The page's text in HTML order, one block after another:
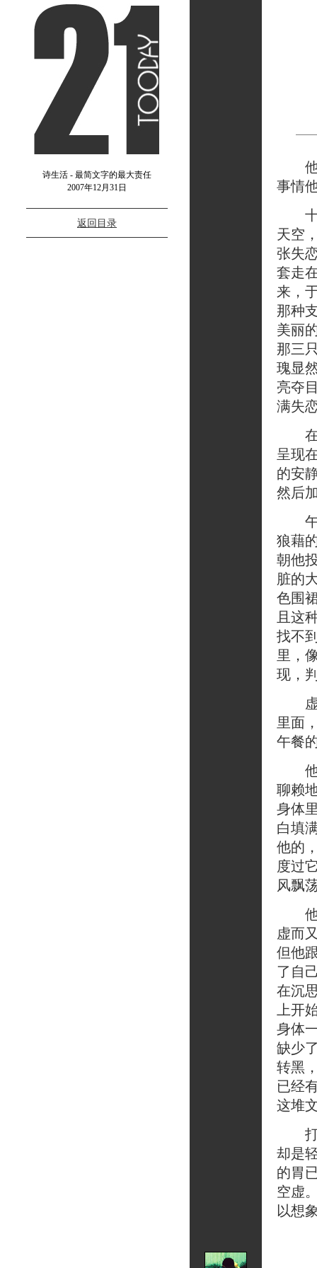
诗生活 - 最简文字的最大责任
2007年12月31日
返回目录
他
事情
十
天空
张失
套走
来，
那种
美丽
那三
瑰显
亮夺
满失
在
呈现
的安
然后
午
狼藉
朝他
脏的
色围
且这
找不
里，
现，
虚
里面
午餐
他
聊赖
身体
白填
他的
度过
风飘
他
虚而
但他
了自
在沉
上开
身体
缺少
转黑
已经
这堆
打
却是
的胃
空虚
以想